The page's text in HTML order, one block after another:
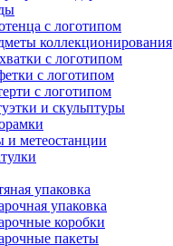
с логотипом
коллекционирования
с логотипом
с логотипом
с логотипом
и скульптуры
и метеостанции
упаковка
упаковка
коробки
пакеты